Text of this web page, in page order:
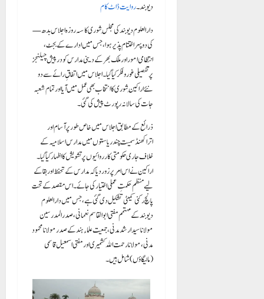
دیوبند۔روایت ڈاٹ کام
— دارالعلوم دیوبند کی مجلسِ شوری کا سہ روزہ اجلاس بدھ
کی دوپہر اختتام پذیر ہوا، جس میں ادارے کے بجٹ،
انتظامی امور اور ملک بھر کے دینی مدارس کو درپیش چیلنجز
پر تفصیلی غور و فکر کیا گیا۔ اجلاس میں اتفاقِ رائے سے دو
نئے اراکینِ شوری کا انتخاب بھی عمل میں آیا اور تمام شعبہ
جات کی سالانہ رپورٹ پیش کی گئی۔
ذرائع کے مطابق اجلاس میں خاص طور پر آسام اور
اتراکھنڈ سمیت چند ریاستوں میں مدارس اسلامیہ کے
خلاف جاری حکومتی کارروائیوں پر تشویش کا اظہار کیا گیا۔
اراکین نے اس امر پر زور دیا کہ مدارس کے تحفظ اور بقا کے
لیے منظم حکمتِ عملی اختیار کی جائے۔ اس مقصد کے تحت
پانچ رکنی کمیٹی تشکیل دی گئی ہے، جس میں دارالعلوم
دیوبند کے مہتمم مفتی ابوالقاسم نعمانی، صدر المدرسین
مولانا سید ارشد مدنی، جمعیت علماء ہند کے صدر مولانا محمود
مدنی، مولانا رحمت اللہ کشمیری اور مفتی اسمعیل قاسمی
(مالیگاؤں) شامل ہیں۔